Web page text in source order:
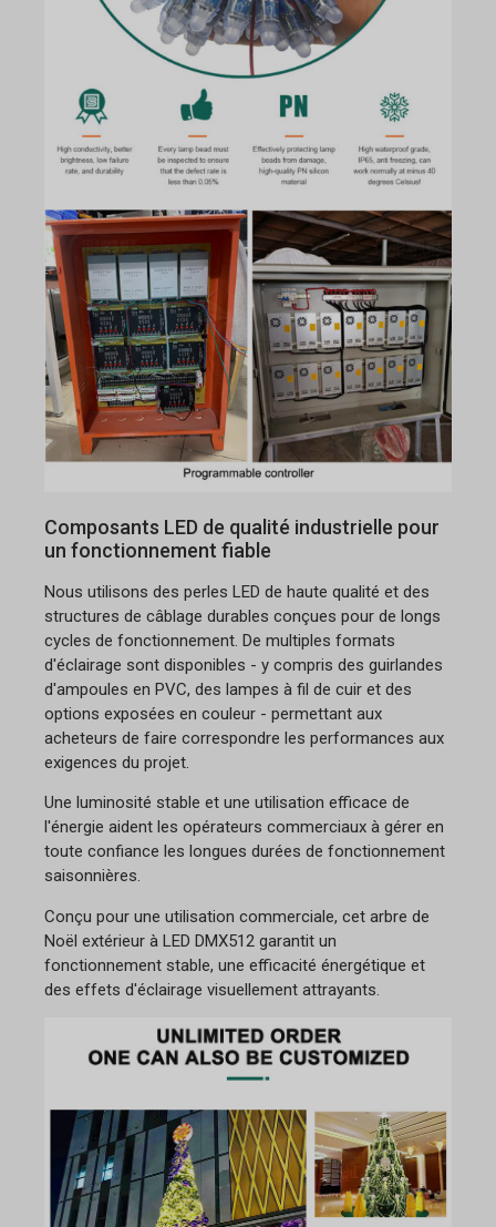
Composants LED de qualité industrielle pour
un fonctionnement fiable
Nous utilisons des perles LED de haute qualité et des
structures de câblage durables conçues pour de longs
cycles de fonctionnement. De multiples formats
d'éclairage sont disponibles - y compris des guirlandes
d'ampoules en PVC, des lampes à fil de cuir et des
options exposées en couleur - permettant aux
acheteurs de faire correspondre les performances aux
exigences du projet.
Une luminosité stable et une utilisation efficace de
l'énergie aident les opérateurs commerciaux à gérer en
toute confiance les longues durées de fonctionnement
saisonnières.
Conçu pour une utilisation commerciale, cet arbre de
Noël extérieur à LED DMX512 garantit un
fonctionnement stable, une efficacité énergétique et
des effets d'éclairage visuellement attrayants.